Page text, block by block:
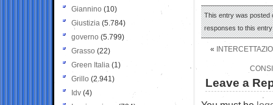
This entry was posted
responses to this
«
Leave a
Giannino (10)
Giustizia (5.784)
governo (5.799)
Grasso (22)
Green Italia (1)
Grillo (2.941)
Idv (4)